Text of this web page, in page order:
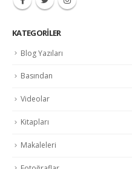
KATEGORILER
Blog Yazıları
Basından
Videolar
Kitapları
Makaleleri